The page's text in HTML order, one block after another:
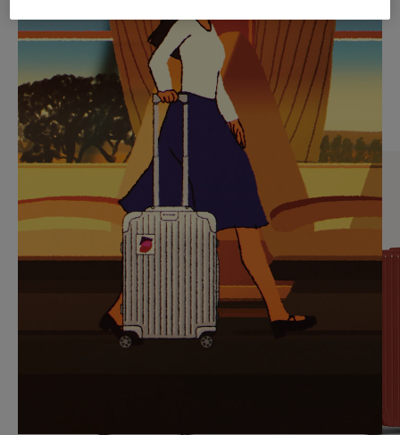
NO
ESTÁ
PAUSADO,
PULSE
PARA
PAUSARLO.
DEL
VÍDEO
ESTÁ
DESACTIVADO:
PULSE
PARA
ACTIVARLO.
IDAS DE REGALO CUIDADOSAMENTE ELEGIDAS
Encuentre su compañero de
viaje ideal